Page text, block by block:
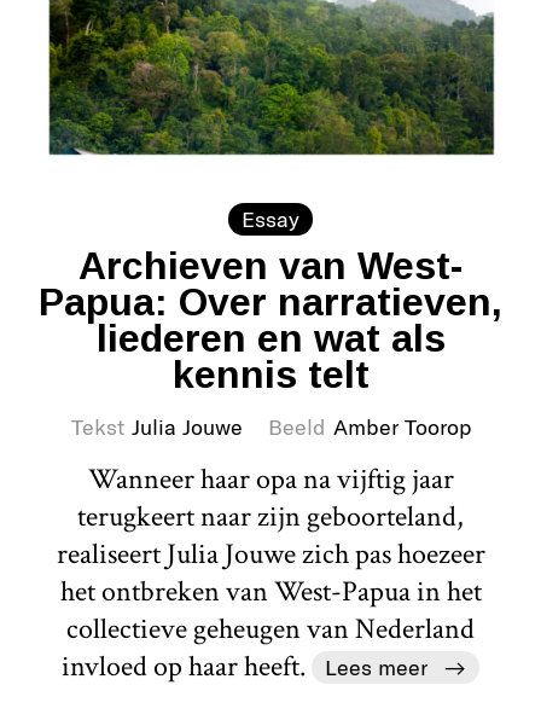
Essay
Archieven van West-
Papua: Over narratieven,
liederen en wat als
kennis telt
Tekst Julia Jouwe Beeld Amber Toorop
Wanneer haar opa na vijftig jaar
terugkeert naar zijn geboorteland,
realiseert Julia Jouwe zich pas hoezeer
het ontbreken van West-Papua in het
collectieve geheugen van Nederland
invloed op haar heeft.
Lees meer